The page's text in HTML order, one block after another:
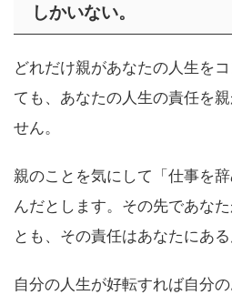
しかいない。
どれだけ親があなたの人生を
ても、あなたの人生の責任を
せん。
親のことを気にして「仕事を
んだとします。その先であな
とも、その責任はあなたにある
自分の人生が好転すれば自分